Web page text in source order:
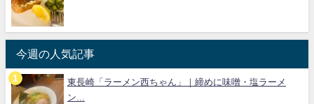
今週の人気記事
東長崎「ラーメン西ちゃん」｜締めに味噌・塩ラーメ
ン...